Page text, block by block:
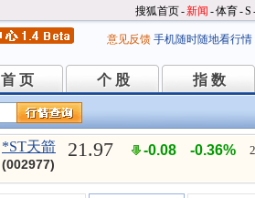
搜狐首页-新闻 -体育-S
意见反馈 手机随时随地看行情
首 页
首 页 个 股
个 股 指 数
指 数
*ST天箭
(002977)
21.97 -0.08 -0.36%